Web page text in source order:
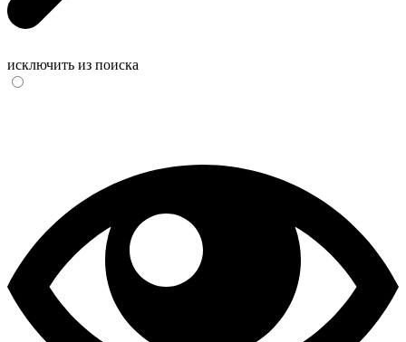
исключить из поиска